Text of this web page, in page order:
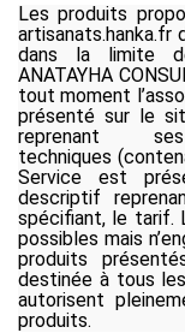
Les produits
artisanats.hanka.fr
dans la limite
ANATAYHA
tout moment
présenté sur le
reprenant
techniques
Service est
descriptif
spécifiant, le tarif.
possibles mais
produits
destinée à tous
autorisent
produits.